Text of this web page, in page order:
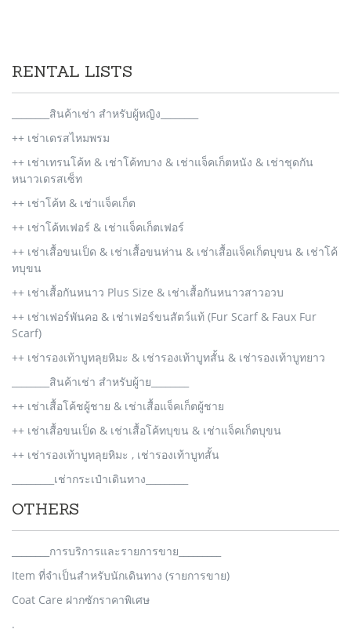
RENTAL LISTS
________สินค้าเช่า สำหรับผู้หญิง________
++ เช่าเดรสไหมพรม
++ เช่าเทรนโค้ท & เช่าโค้ทบาง & เช่าแจ็คเก็ตหนัง & เช่าชุดกัน
หนาวเดรสเซ็ท
++ เช่าโค้ท & เช่าแจ็คเก็ต
++ เช่าโค้ทเฟอร์ & เช่าแจ็คเก็ตเฟอร์
++ เช่าเสื้อขนเป็ด & เช่าเสื้อขนห่าน & เช่าเสื้อแจ็คเก็ตบุขน & เช่าโค้
ทบุขน
++ เช่าเสื้อกันหนาว Plus Size & เช่าเสื้อกันหนาวสาวอวบ
++ เช่าเฟอร์พันคอ & เช่าเฟอร์ขนสัตว์แท้ (Fur Scarf & Faux Fur
Scarf)
++ เช่ารองเท้าบูทลุยหิมะ & เช่ารองเท้าบูทสั้น & เช่ารองเท้าบูทยาว
________สินค้าเช่า สำหรับผู้าย________
++ เช่าเสื้อโค้ชผู้ชาย & เช่าเสื้อแจ็คเก็ตผู้ชาย
++ เช่าเสื้อขนเป็ด & เช่าเสื้อโค้ทบุขน & เช่าแจ็คเก็ตบุขน
++ เช่ารองเท้าบูทลุยหิมะ , เช่ารองเท้าบูทสั้น
_________เช่ากระเป๋าเดินทาง_________
OTHERS
________การบริการและรายการขาย_________
Item ที่จำเป็นสำหรับนักเดินทาง (รายการขาย)
Coat Care ฝากซักราคาพิเศษ
.